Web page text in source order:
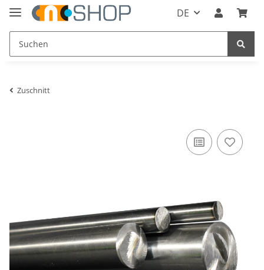
DE
Zuschnitt